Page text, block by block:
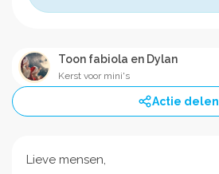
Toon fabiola en Dylan
Kerst voor mini's
Actie delen
Lieve mensen,